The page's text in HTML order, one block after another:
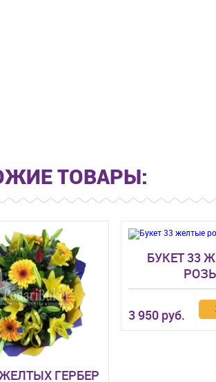
ТОВАРЫ:
ГЕРБЕР
БУКЕТ 33
3 950 руб.